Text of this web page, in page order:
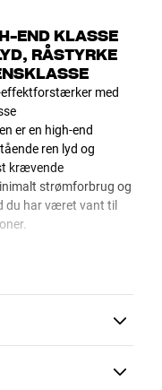
END KLASSE
RÅSTYRKE
effektforstærker med
er en high-end
ren lyd og
krævende
strømforbrug og
du har været vant til
digitale PowerDrive-
til at få alle
ud i alle højttalere
(RCA/XLR), så